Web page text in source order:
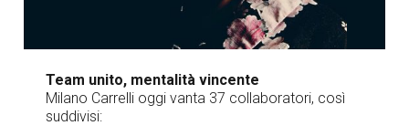
Team unito, mentalità vincente
Milano Carrelli oggi vanta 37 collaboratori, così
suddivisi: